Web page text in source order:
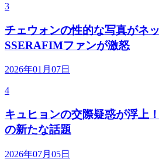
3
チェウォンの性的な写真がネ
SSERAFIMファンが激怒
2026年01月07日
4
キュヒョンの交際疑惑が浮上
の新たな話題
2026年07月05日